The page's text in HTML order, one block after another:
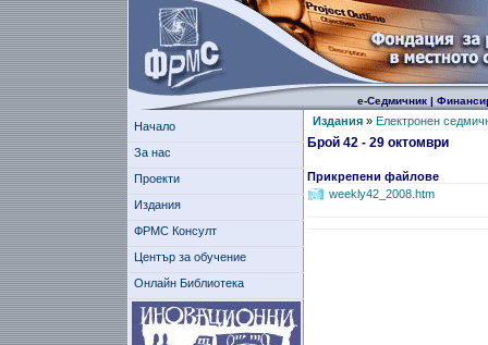
е-Седмичник|
Начало
За нас
Проекти
Издания
ФРМС Консулт
Център за обучение
Онлайн Библиотека
Издания» Електронен
Брой 42 - 29 октомври
Прикрепени файлове
weekly42_2008.htm